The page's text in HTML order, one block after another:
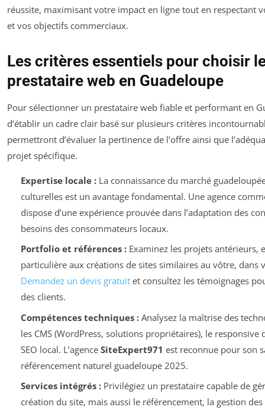
réussite, maximisant votre impact en ligne tout en respectant
et vos objectifs commerciaux.
Les critères essentiels pour choisir
prestataire web en Guadeloupe
Pour sélectionner un prestataire web fiable et performant en
d’établir un cadre clair basé sur plusieurs critères
permettront d’évaluer la pertinence de l’offre ainsi que
projet spécifique.
Expertise locale :La connaissance du marché
culturelles est un avantage fondamental. Une agence
dispose d’une expérience prouvée dans l’adaptation des
besoins des consommateurs locaux.
Portfolio et références :Examinez les projets antérieurs,
particulière aux créations de sites similaires au vôtre, dans
Demandez un devis gratuitet consultez les témoignages
des clients.
Compétences techniques :Analysez la maîtrise des
les CMS (WordPress, solutions propriétaires), le responsive
SEO local. L’agence SiteExpert971 est reconnue pour son
référencement naturel guadeloupe 2025.
Services intégrés :Privilégiez un prestataire capable de
création du site, mais aussi le référencement, la gestion